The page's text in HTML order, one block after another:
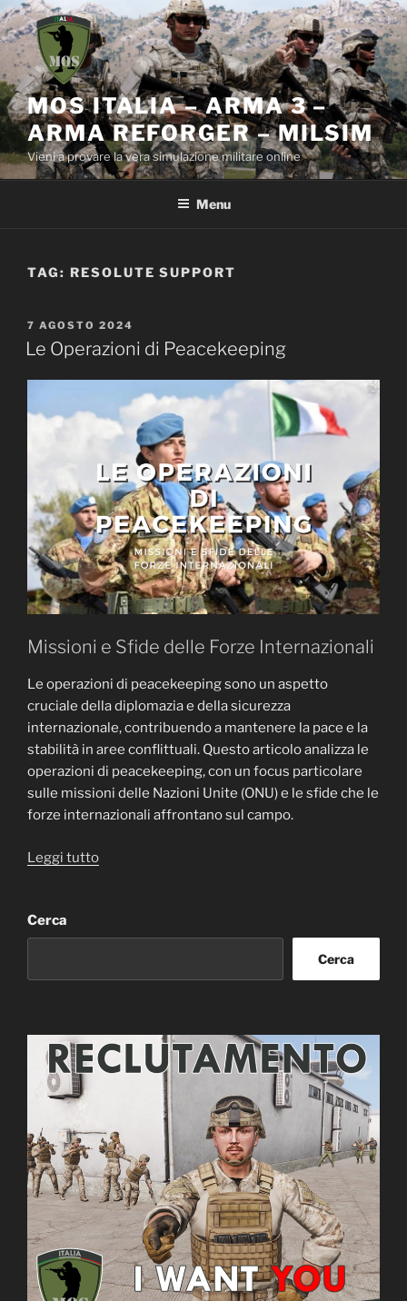
Salta
al
contenuto
MOS ITALIA – ARMA 3 –
ARMA REFORGER – MILSIM
Vieni a provare la vera simulazione militare online
Menu
TAG: RESOLUTE SUPPORT
PUBBLICATO
IL
7 AGOSTO 2024
Le Operazioni di Peacekeeping
Missioni e Sfide delle Forze Internazionali
Le operazioni di peacekeeping sono un aspetto
cruciale della diplomazia e della sicurezza
internazionale, contribuendo a mantenere la pace e la
stabilità in aree conflittuali. Questo articolo analizza le
operazioni di peacekeeping, con un focus particolare
sulle missioni delle Nazioni Unite (ONU) e le sfide che le
forze internazionali affrontano sul campo.
Leggi tutto“Le
Cerca
Cerca